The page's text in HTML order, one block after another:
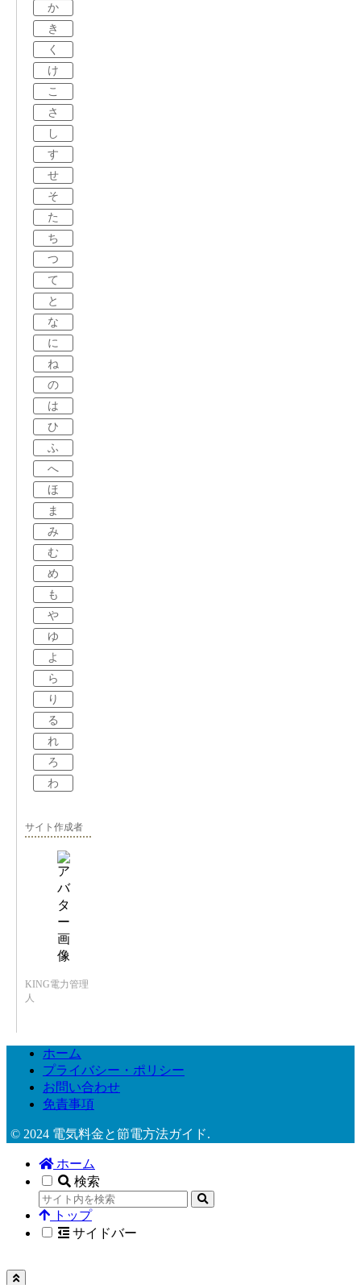
か
き
く
け
こ
さ
し
す
せ
そ
た
ち
つ
て
と
な
に
ね
の
は
ひ
ふ
へ
ほ
ま
み
む
め
も
や
ゆ
よ
ら
り
る
れ
ろ
わ
サイト作成者
KING電力管理
人
ホーム
プライバシー・ポリシー
お問い合わせ
免責事項
© 2024 電気料金と節電方法ガイド.
ホーム
検索
トップ
サイドバー